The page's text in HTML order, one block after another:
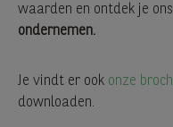
waarden en ontdek je
ondernemen.
Je vindt er ook onze
downloaden.